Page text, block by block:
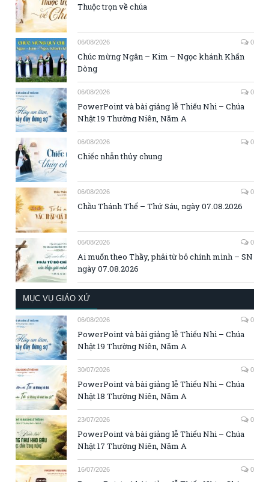
Thuộc trọn về chúa
06/08/2026 0
Chúc mừng Ngân – Kim – Ngọc khánh Khấn
Dòng
06/08/2026 0
PowerPoint và bài giảng lễ Thiếu Nhi – Chúa
Nhật 19 Thường Niên, Năm A
06/08/2026 0
Chiếc nhẫn thủy chung
06/08/2026 0
Chầu Thánh Thể – Thứ Sáu, ngày 07.08.2026
06/08/2026 0
Ai muốn theo Thầy, phải từ bỏ chính mình – SN
ngày 07.08.2026
MỤC VỤ GIÁO XỨ
06/08/2026 0
PowerPoint và bài giảng lễ Thiếu Nhi – Chúa
Nhật 19 Thường Niên, Năm A
30/07/2026 0
PowerPoint và bài giảng lễ Thiếu Nhi – Chúa
Nhật 18 Thường Niên, Năm A
23/07/2026 0
PowerPoint và bài giảng lễ Thiếu Nhi – Chúa
Nhật 17 Thường Niên, Năm A
16/07/2026 0